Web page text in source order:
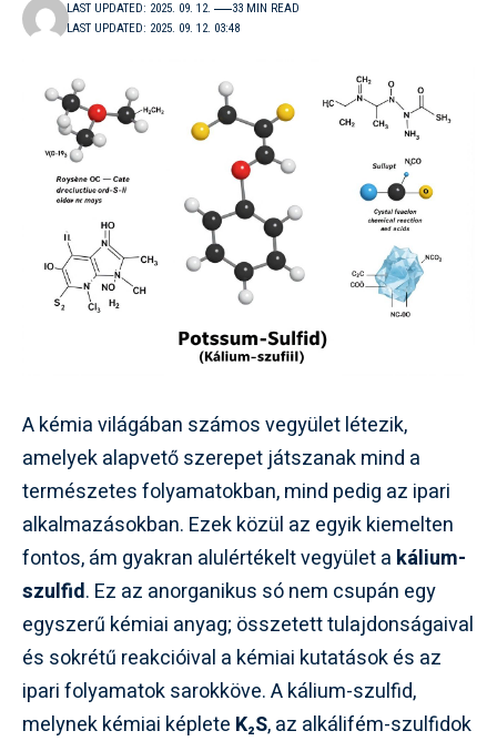
LAST UPDATED: 2025. 09. 12. 03:48
LAST UPDATED: 2025. 09. 12. 33 MIN READ
A kémia világában számos vegyület létezik,
amelyek alapvető szerepet játszanak mind a
természetes folyamatokban, mind pedig az ipari
alkalmazásokban. Ezek közül az egyik kiemelten
fontos, ám gyakran alulértékelt vegyület a kálium-
szulfid. Ez az anorganikus só nem csupán egy
egyszerű kémiai anyag; összetett tulajdonságaival
és sokrétű reakcióival a kémiai kutatások és az
ipari folyamatok sarokköve. A kálium-szulfid,
melynek kémiai képlete K₂S, az alkálifém-szulfidok